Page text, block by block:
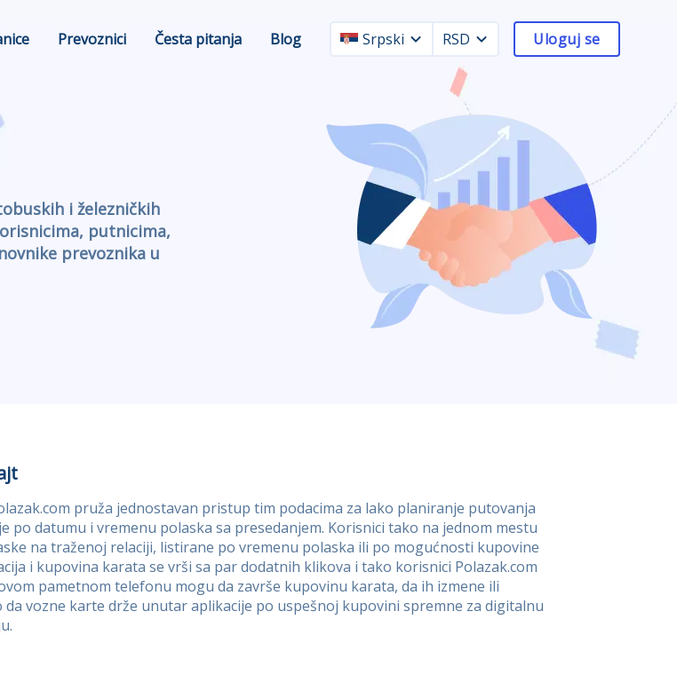
Prevoznici Česta pitanja Blog Srpski RSD Uloguj se
i železničkih
putnicima,
prevoznika u
pruža jednostavan pristup tim podacima za lako planiranje putovanja
po datumu i vremenu polaska sa presedanjem. Korisnici tako na jednom mestu
na traženoj relaciji, listirane po vremenu polaska ili po mogućnosti kupovine
i kupovina karata se vrši sa par dodatnih klikova i tako korisnici Polazak.com
pametnom telefonu mogu da završe kupovinu karata, da ih izmene ili
vozne karte drže unutar aplikacije po uspešnoj kupovini spremne za digitalnu